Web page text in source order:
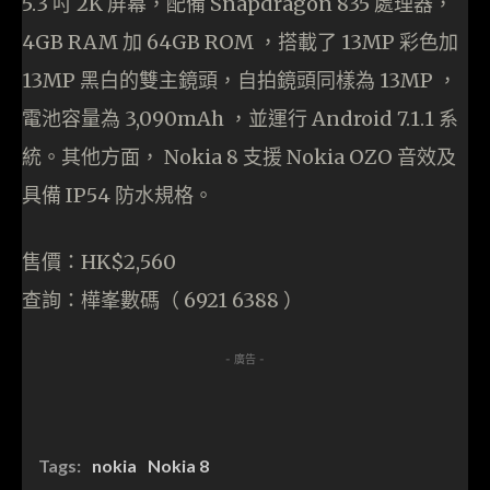
4GB RAM 加 64GB ROM ，搭載了 13MP 彩色加
13MP 黑白的雙主鏡頭，自拍鏡頭同樣為 13MP ，
電池容量為 3,090mAh ，並運行 Android 7.1.1 系
統。其他方面， Nokia 8 支援 Nokia OZO 音效及
具備 IP54 防水規格。
售價：HK$2,560
查詢：樺峯數碼（ 6921 6388 ）
- 廣告 -
Tags: nokia Nokia 8